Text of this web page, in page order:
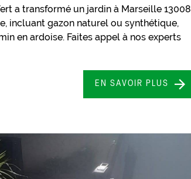
a transformé un jardin à Marseille 13008
incluant gazon naturel ou synthétique,
en ardoise. Faites appel à nos experts
EN SAVOIR PLUS